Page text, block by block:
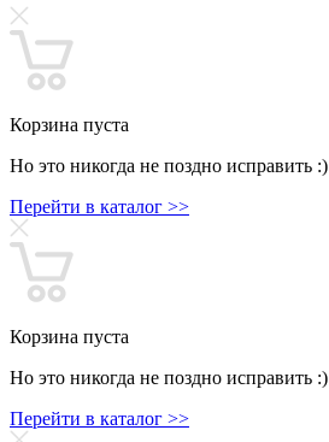
Корзина пуста
Но это никогда не поздно исправить :)
Перейти в каталог >>
Корзина пуста
Но это никогда не поздно исправить :)
Перейти в каталог >>